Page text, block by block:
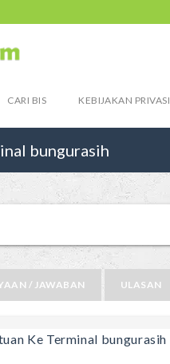
CARI BIS KEBIJAKAN PRIVASI
bungurasih
/ JAWABAN ULASAN
Ke Terminal bungurasih